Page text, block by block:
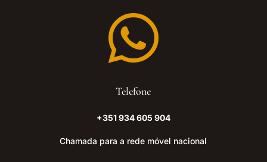

Telefone
+351 934 605 904
Chamada para a rede móvel nacional